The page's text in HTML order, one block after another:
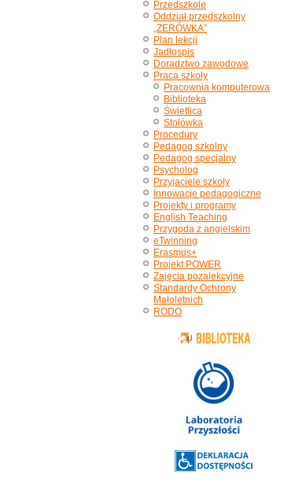
Przedszkole
Oddział przedszkolny
„ZERÓWKA”
Plan lekcji
Jadłospis
Doradztwo zawodowe
Praca szkoły
Pracownia komputerowa
Biblioteka
Świetlica
Stołówka
Procedury
Pedagog szkolny
Pedagog specjalny
Psycholog
Przyjaciele szkoły
Innowacje pedagogiczne
Projekty i programy
English Teaching
Przygoda z angielskim
eTwinning
Erasmus+
Projekt POWER
Zajęcia pozalekcyjne
Standardy Ochrony
Małoletnich
RODO